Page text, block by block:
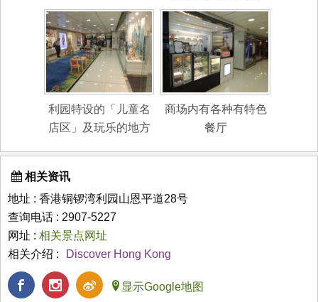
利园特设的「儿童名
店区」及玩乐的地方
商场内有各种有特色
餐厅
相关资讯
地址 : 香港铜锣湾利园山恩平道28号
查询电话 : 2907-5227
网址 : 相关景点网址
相关介绍 :
Discover Hong Kong
显示Google地图